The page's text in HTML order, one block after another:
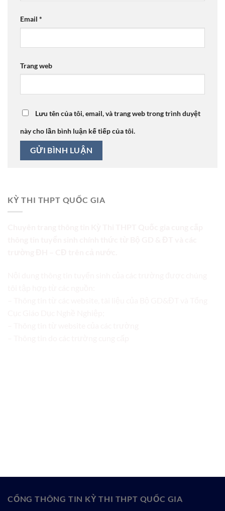
Email *
Trang web
Lưu tên của tôi, email, và trang web trong trình duyệt
này cho lần bình luận kế tiếp của tôi.
KỲ THI THPT QUỐC GIA
CỔNG THÔNG TIN KỲ THI THPT QUỐC GIA